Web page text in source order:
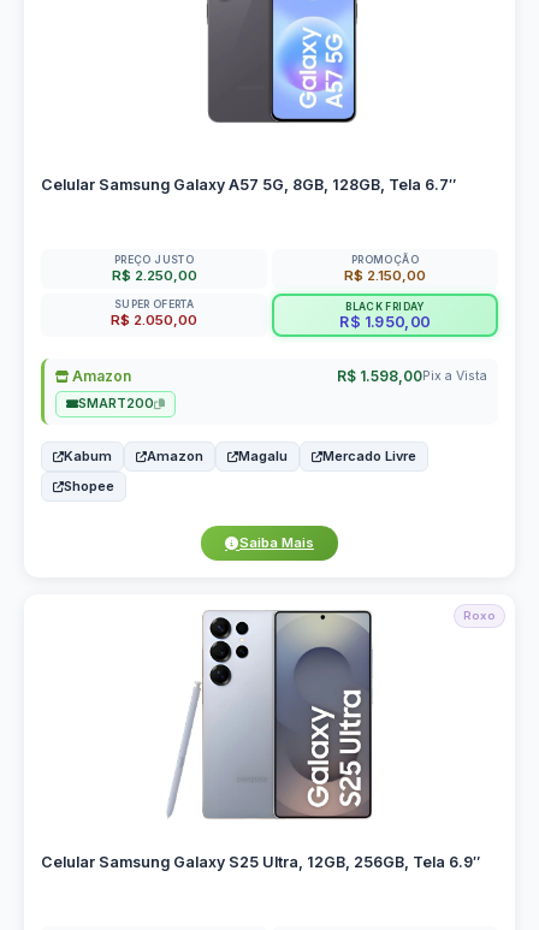
Celular Samsung Galaxy A57 5G, 8GB, 128GB, Tela 6.7″
PREÇO JUSTO
R$ 2.250,00
PROMOÇÃO
R$ 2.150,00
SUPER OFERTA
R$ 2.050,00
BLACK FRIDAY
R$ 1.950,00
Amazon R$ 1.598,00Pix a Vista
SMART200
Kabum Amazon Magalu
Mercado Livre
Shopee
Saiba Mais
Roxo
Celular Samsung Galaxy S25 Ultra, 12GB, 256GB, Tela 6.9″